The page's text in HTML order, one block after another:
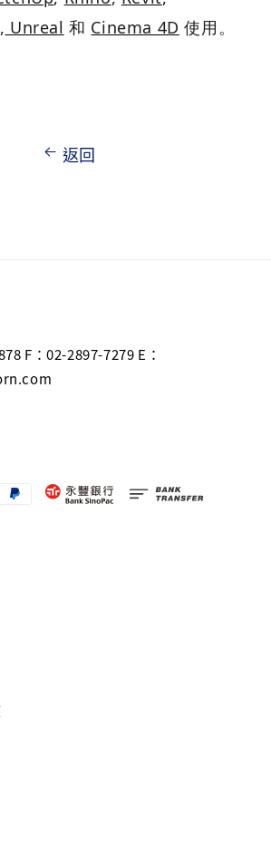
, Unreal 和 Cinema 4D 使用。
返回
F：02-2897-7279 E：